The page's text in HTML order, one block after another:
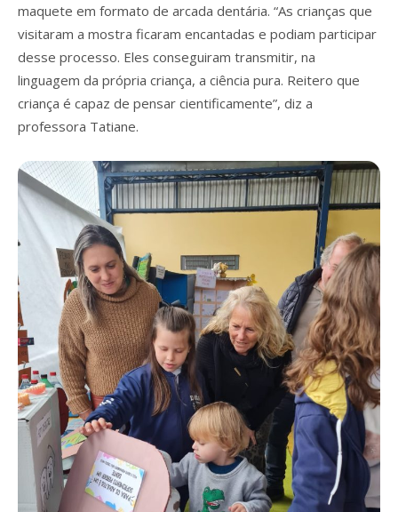
maquete em formato de arcada dentária. “As crianças que
visitaram a mostra ficaram encantadas e podiam participar
desse processo. Eles conseguiram transmitir, na
linguagem da própria criança, a ciência pura. Reitero que
criança é capaz de pensar cientificamente”, diz a
professora Tatiane.